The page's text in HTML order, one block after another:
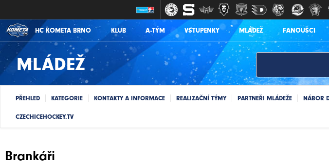
HC KOMETA BRNO KLUB A-TÝM VSTUPENKY MLÁDEŽ FANOUŠCI
MLÁDEŽ
PŘEHLED KATEGORIE KONTAKTY A INFORMACE REALIZAČNÍ TÝMY PARTNEŘI MLÁDEŽE NÁBOR
CZECHICEHOCKEY.TV
Brankáři